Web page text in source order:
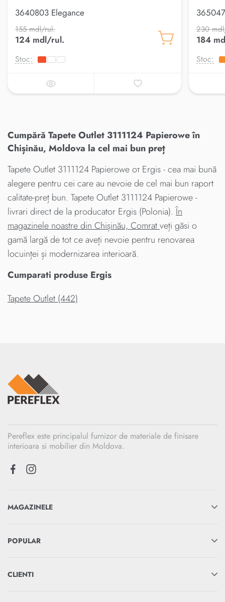
3640803 Elegance
155 mdl/rul.
124 mdl/rul.
Stoc:
230
184
Stoc:
Cumpără Tapete Outlet 3111124 Papierowe în
Chișinău, Moldova la cel mai bun preț
Tapete Outlet 3111124 Papierowe от Ergis - cea mai bună
alegere pentru cei care au nevoie de cel mai bun raport
calitate-preț bun. Tapete Outlet 3111124 Papierowe -
livrari direct de la producator Ergis (Polonia).În
magazinele noastre din Chișinău, Comratveți găsi o
gamă largă de tot ce aveți nevoie pentru renovarea
locuinței și modernizarea interioară.
Cumparati produse Ergis
Tapete Outlet (442)
Pereflex este principalul furnizor de materiale de finisare
interioara si mobilier din Moldova.
MAGAZINELE
POPULAR
CLIENTI